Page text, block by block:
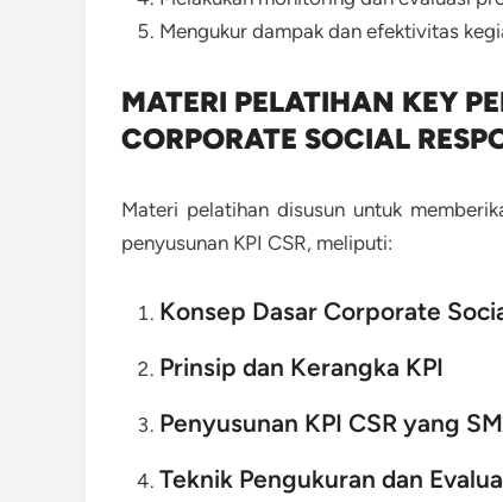
Mengukur dampak dan efektivitas
MATERI PELATIHAN KEY
CORPORATE SOCIAL
Materi pelatihan disusun untuk
penyusunan KPI CSR, meliputi:
Konsep Dasar Corporate
Prinsip dan Kerangka KPI
Penyusunan KPI CSR yang
Teknik Pengukuran dan